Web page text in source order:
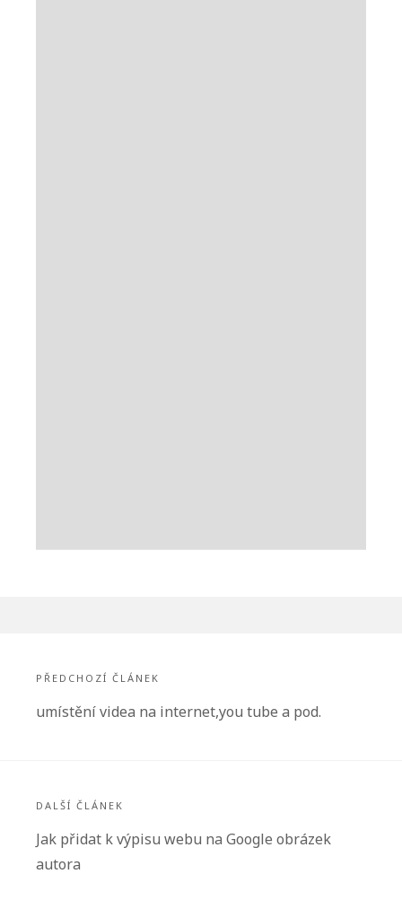
pro
příspěvek
PŘEDCHOZÍ ČLÁNEK
Předchozí
umístění videa na internet,you tube a pod.
DALŠÍ ČLÁNEK
Další
článek:
Jak přidat k výpisu webu na Google obrázek
autora